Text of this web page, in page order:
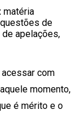
matéria
de
apelações,
com
momento,
é mérito e o